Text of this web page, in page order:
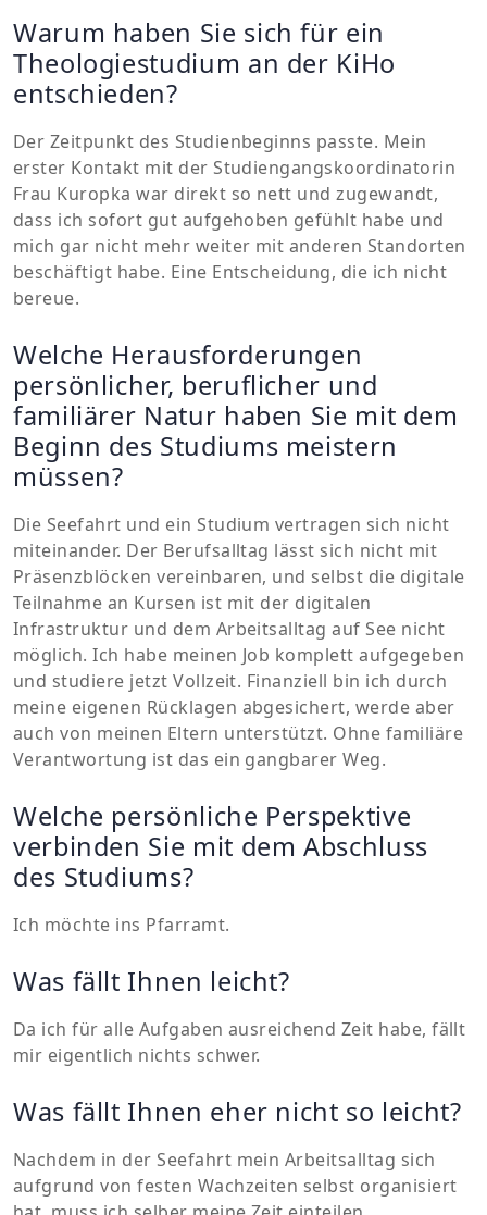
Warum haben Sie sich für ein
Theologiestudium an der KiHo
entschieden?
Der Zeitpunkt des Studienbeginns passte. Mein
erster Kontakt mit der Studiengangskoordinatorin
Frau Kuropka war direkt so nett und zugewandt,
dass ich sofort gut aufgehoben gefühlt habe und
mich gar nicht mehr weiter mit anderen Standorten
beschäftigt habe. Eine Entscheidung, die ich nicht
bereue.
Welche Herausforderungen
persönlicher, beruflicher und
familiärer Natur haben Sie mit dem
Beginn des Studiums meistern
müssen?
Die Seefahrt und ein Studium vertragen sich nicht
miteinander. Der Berufsalltag lässt sich nicht mit
Präsenzblöcken vereinbaren, und selbst die digitale
Teilnahme an Kursen ist mit der digitalen
Infrastruktur und dem Arbeitsalltag auf See nicht
möglich. Ich habe meinen Job komplett aufgegeben
und studiere jetzt Vollzeit. Finanziell bin ich durch
meine eigenen Rücklagen abgesichert, werde aber
auch von meinen Eltern unterstützt. Ohne familiäre
Verantwortung ist das ein gangbarer Weg.
Welche persönliche Perspektive
verbinden Sie mit dem Abschluss
des Studiums?
Ich möchte ins Pfarramt.
Was fällt Ihnen leicht?
Da ich für alle Aufgaben ausreichend Zeit habe, fällt
mir eigentlich nichts schwer.
Was fällt Ihnen eher nicht so leicht?
Nachdem in der Seefahrt mein Arbeitsalltag sich
aufgrund von festen Wachzeiten selbst organisiert